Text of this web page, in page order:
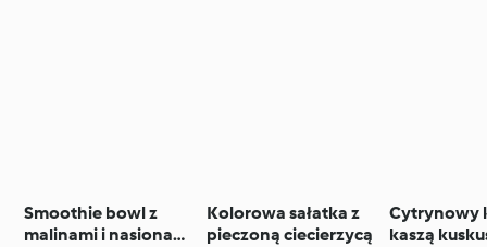
Smoothie bowl z
malinami i nasionami
Kolorowa sałatka z
pieczoną ciecierzycą
Cytrynowy
kaszą